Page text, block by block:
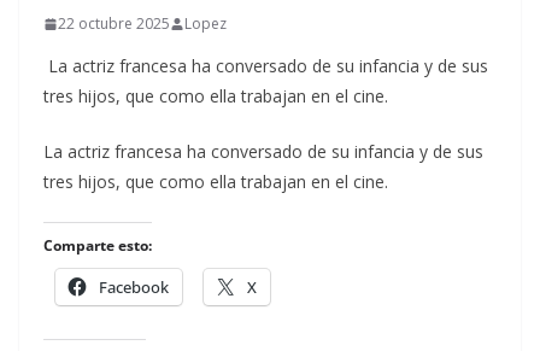
22 octubre 2025 Lopez
La actriz francesa ha conversado de su infancia y de sus
tres hijos, que como ella trabajan en el cine.
​La actriz francesa ha conversado de su infancia y de sus
tres hijos, que como ella trabajan en el cine.
Comparte esto:
Facebook X